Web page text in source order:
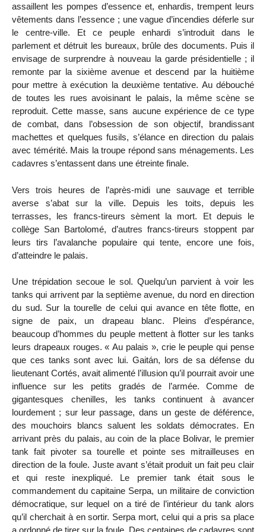
assaillent les pompes d’essence et, enhardis, trempent leurs
vêtements dans l’essence ; une vague d’incendies déferle sur
le centre-ville. Et ce peuple enhardi s’introduit dans le
parlement et détruit les bureaux, brûle des documents. Puis il
envisage de surprendre à nouveau la garde présidentielle ; il
remonte par la sixième avenue et descend par la huitième
pour mettre à exécution la deuxième tentative. Au débouché
de toutes les rues avoisinant le palais, la même scène se
reproduit. Cette masse, sans aucune expérience de ce type
de combat, dans l’obsession de son objectif, brandissant
machettes et quelques fusils, s’élance en direction du palais
avec témérité. Mais la troupe répond sans ménagements. Les
cadavres s’entassent dans une étreinte finale.
Vers trois heures de l’après-midi une sauvage et terrible
averse s’abat sur la ville. Depuis les toits, depuis les
terrasses, les francs-tireurs sèment la mort. Et depuis le
collège San Bartolomé, d’autres francs-tireurs stoppent par
leurs tirs l’avalanche populaire qui tente, encore une fois,
d’atteindre le palais.
Une trépidation secoue le sol. Quelqu’un parvient à voir les
tanks qui arrivent par la septième avenue, du nord en direction
du sud. Sur la tourelle de celui qui avance en tête flotte, en
signe de paix, un drapeau blanc. Pleins d’espérance,
beaucoup d’hommes du peuple mettent à flotter sur les tanks
leurs drapeaux rouges. « Au palais », crie le peuple qui pense
que ces tanks sont avec lui. Gaitán, lors de sa défense du
lieutenant Cortés, avait alimenté l’illusion qu’il pourrait avoir une
influence sur les petits gradés de l’armée. Comme de
gigantesques chenilles, les tanks continuent à avancer
lourdement ; sur leur passage, dans un geste de déférence,
des mouchoirs blancs saluent les soldats démocrates. En
arrivant près du palais, au coin de la place Bolivar, le premier
tank fait pivoter sa tourelle et pointe ses mitrailleuses en
direction de la foule. Juste avant s’était produit un fait peu clair
et qui reste inexpliqué. Le premier tank était sous le
commandement du capitaine Serpa, un militaire de conviction
démocratique, sur lequel on a tiré de l’intérieur du tank alors
qu’il cherchait à en sortir. Serpa mort, celui qui a pris sa place